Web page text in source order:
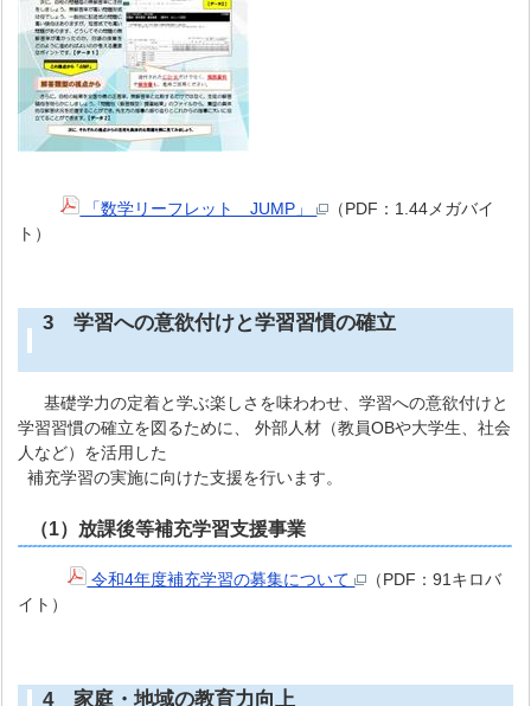
「数学リーフレット JUMP」
（PDF：1.44メガバイ
ト）
3 学習への意欲付けと学習習慣の確立
基礎学力の定着と学ぶ楽しさを味わわせ、学習への意欲付けと
学習習慣の確立を図るために、 外部人材（教員OBや大学生、社会
人など）を活用した
補充学習の実施に向けた支援を行います。
（1） 放課後等補充学習支援事業
令和4年度補充学習の募集について
（PDF：91キロバ
イト）
4 家庭・地域の教育力向上